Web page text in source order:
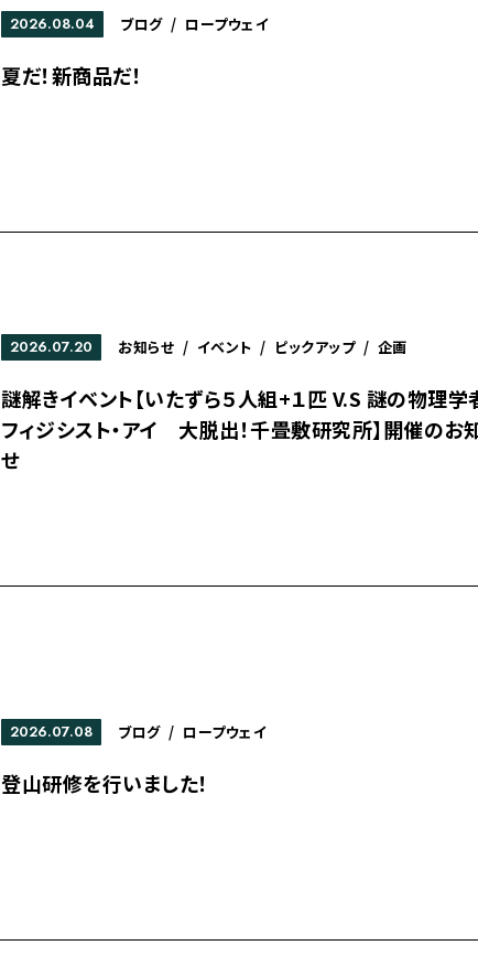
2026.08.04 ブログ / ロープウェイ
夏だ！新商品だ！
2026.07.20 お知らせ / イベント / ピックアップ / 企画
謎解きイベント【いたずら５人組+１匹 V.S 謎の物理学
フィジシスト・アイ 大脱出！千畳敷研究所】開催のお
せ
2026.07.08 ブログ / ロープウェイ
登山研修を行いました！